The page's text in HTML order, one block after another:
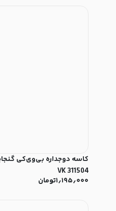
VK 311504
۱٫۱۹۵٫۰۰۰تومان